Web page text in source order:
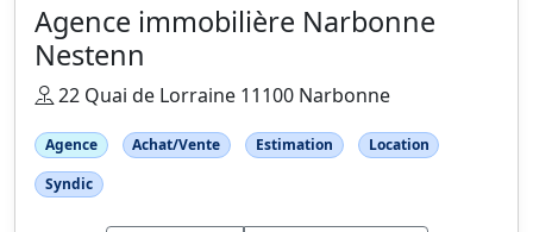
Agence immobilière Narbonne
Nestenn
22 Quai de Lorraine 11100 Narbonne
Agence Achat/Vente Estimation
Location
Syndic